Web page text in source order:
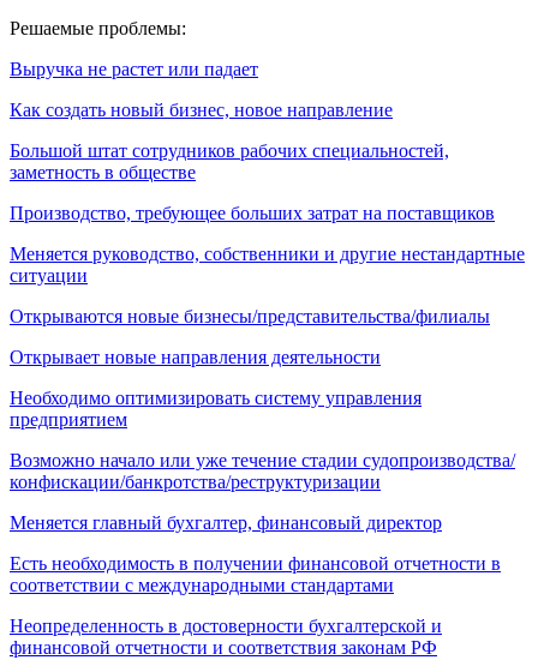
Решаемые проблемы:
Выручка не растет или падает
Как создать новый бизнес, новое направление
Большой штат сотрудников рабочих специальностей,
заметность в обществе
Производство, требующее больших затрат на поставщиков
Меняется руководство, собственники и другие нестандартные
ситуации
Открываются новые бизнесы/представительства/филиалы
Открывает новые направления деятельности
Необходимо оптимизировать систему управления
предприятием
Возможно начало или уже течение стадии судопроизводства/
конфискации/банкротства/реструктуризации
Меняется главный бухгалтер, финансовый директор
Есть необходимость в получении финансовой отчетности в
соответствии с международными стандартами
Неопределенность в достоверности бухгалтерской и
финансовой отчетности и соответствия законам РФ